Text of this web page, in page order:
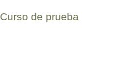
Curso de prueba